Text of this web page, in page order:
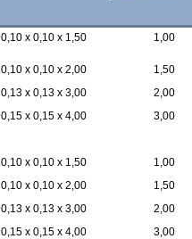
0,10 x 0,10 x 1,50 1,00
0,10 x 0,10 x 2,00
1,50
0,13 x 0,13 x 3,00
2,00
0,15 x 0,15 x 4,00 3,00
0,10 x 0,10 x 1,50
1,00
0,10 x 0,10 x 2,00
1,50
0,13 x 0,13 x 3,00
2,00
0,15 x 0,15 x 4,00 3,00